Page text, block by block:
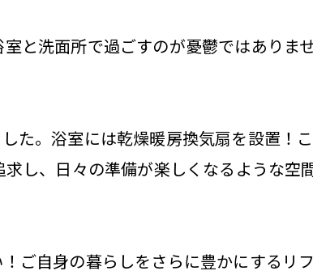
と洗面所で過ごすのが憂鬱ではありま
た。浴室には乾燥暖房換気扇を設置！
し、日々の準備が楽しくなるような空
自身の暮らしをさらに豊かにするリフ